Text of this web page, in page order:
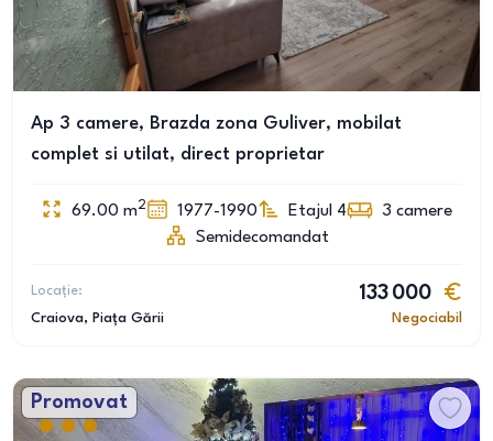
Ap 3 camere, Brazda zona Guliver, mobilat
complet si utilat, direct proprietar
69.00 m2 1977-1990 Etajul 4 3 camere
Semidecomandat
Locație:
Craiova, Piața Gării
133 000
Negociabil
Promovat